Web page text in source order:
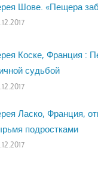
Шове. «Пещера
Коске, Франция :
судьбой
Ласко, Франция,
подростками